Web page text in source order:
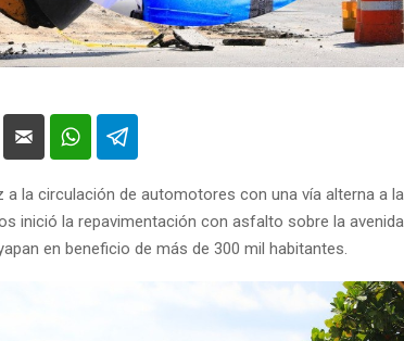
la circulación de automotores con una vía alterna a la
inició la repavimentación con asfalto sobre la avenida
en beneficio de más de 300 mil habitantes.